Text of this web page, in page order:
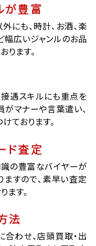
が豊富
にも、時計、お酒、楽
幅広いジャンルのお品
ります。
遇スキルにも重点を
がマナーや言葉遣い、
ております。
ド査定
の豊富なバイヤーが
すので、素早い査定
ます。
法
わせ、店頭買取・出